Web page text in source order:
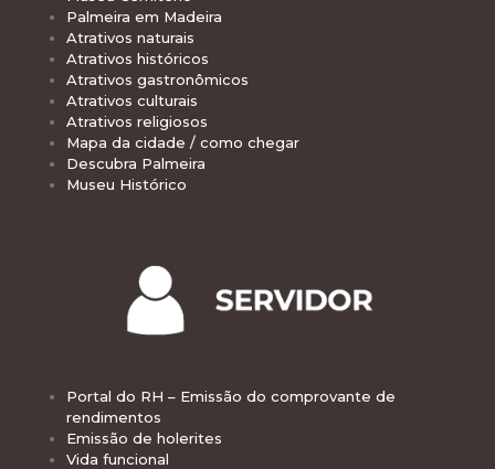
Palmeira em Madeira
Atrativos naturais
Atrativos históricos
Atrativos gastronômicos
Atrativos culturais
Atrativos religiosos
Mapa da cidade / como chegar
Descubra Palmeira
Museu Histórico
Portal do RH – Emissão do comprovante de
rendimentos
Emissão de holerites
Vida funcional